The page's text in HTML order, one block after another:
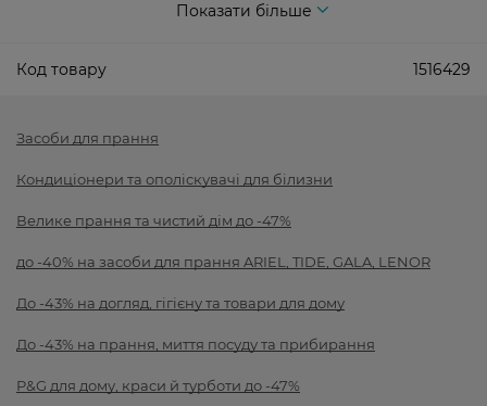
Показати більше
Код товару 1516429
Засоби для прання
Кондиціонери та ополіскувачі для білизни
Велике прання та чистий дім до -47%
до -40% на засоби для прання ARIEL, TIDE, GALA, LENOR
До -43% на догляд, гігієну та товари для дому
До -43% на прання, миття посуду та прибирання
P&G для дому, краси й турботи до -47%